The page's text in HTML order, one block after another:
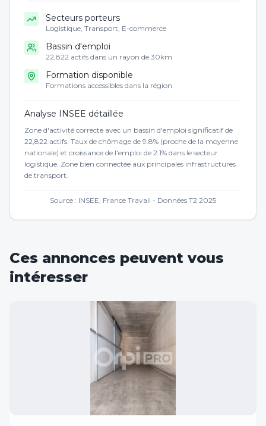
Secteurs porteurs
Logistique, Transport, E-commerce
Bassin d'emploi
22,822 actifs dans un rayon de 30km
Formation disponible
Formations accessibles dans la région
Analyse INSEE détaillée
Zone d'activité correcte avec un bassin d'emploi significatif de
22,822 actifs. Taux de chômage de 9.8% (proche de la moyenne
nationale) et croissance de l'emploi de 2.1% dans le secteur
logistique. Zone bien connectée aux principales infrastructures
de transport.
Source : INSEE, France Travail - Données T2 2025
Ces annonces peuvent vous
intéresser